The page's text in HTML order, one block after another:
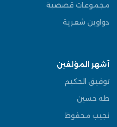
مجموعات قصصية
دواوين شعرية
أشهر المؤلفين
توفيق الحكيم
طه حسين
نجيب محفوظ